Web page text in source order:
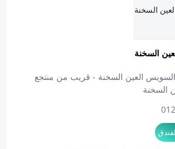
السخنة
- طريق السويس العين السخنة - قريب من منتجع
السخنة